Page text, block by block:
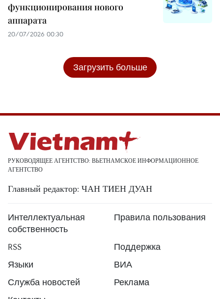
функционирования нового
аппарата
20/07/2026 00:30
Загрузить больше
РУКОВОДЯЩЕЕ АГЕНТСТВО: ВЬЕТНАМСКОЕ ИНФОРМАЦИОННОЕ
АГЕНТСТВО
Главный редактор: ЧАН ТИЕН ДУАН
Интеллектуальная
собственность
Правила пользования
RSS
Поддержка
Языки
ВИА
Служба новостей
Реклама